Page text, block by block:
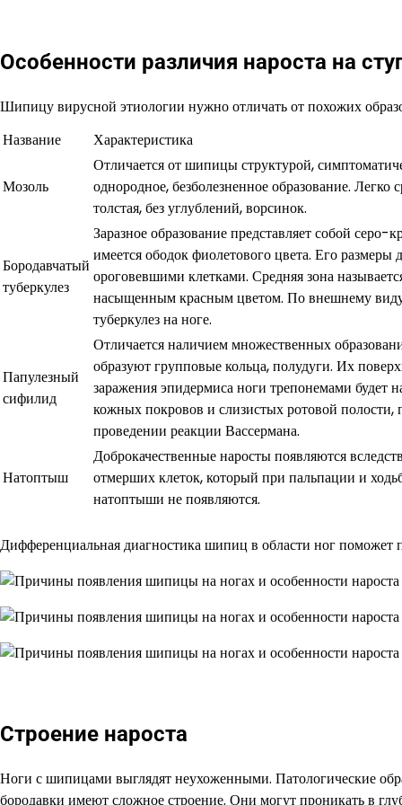
Особенности различия нароста на
Шипицу вирусной этиологии нужно отличать от похожих
Название
Характеристика
Мозоль
Отличается от шипицы структурой,
однородное, безболезненное образование.
толстая, без углублений, ворсинок.
Бородавчатый
туберкулез
Заразное образование представляет собой
имеется ободок фиолетового цвета. Его
ороговевшими клетками. Средняя зона
насыщенным красным цветом. По внешнему
туберкулез на ноге.
Папулезный
сифилид
Отличается наличием множественных
образуют групповые кольца, полудуги. Их
заражения эпидермиса ноги трепонемами
кожных покровов и слизистых ротовой полости,
проведении реакции Вассермана.
Натоптыш
Доброкачественные наросты появляются
отмерших клеток, который при пальпации и
натоптыши не появляются.
Дифференциальная диагностика шипиц в области ног поможет
Строение нароста
Ноги с шипицами выглядят неухоженными. Патологические
бородавки имеют сложное строение. Они могут проникать в